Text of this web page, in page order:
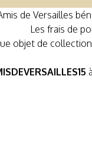
de Versailles
Les frais de
objet de